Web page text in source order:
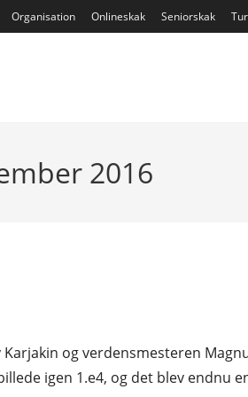
Organisation Onlineskak Seniorskak
2016
og verdensmesteren
igen 1.e4, og det blev endnu